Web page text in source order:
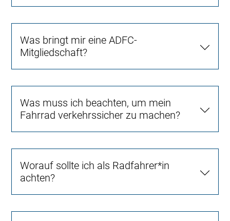
Was bringt mir eine ADFC-
Mitgliedschaft?
Was muss ich beachten, um mein
Fahrrad verkehrssicher zu machen?
Worauf sollte ich als Radfahrer*in
achten?